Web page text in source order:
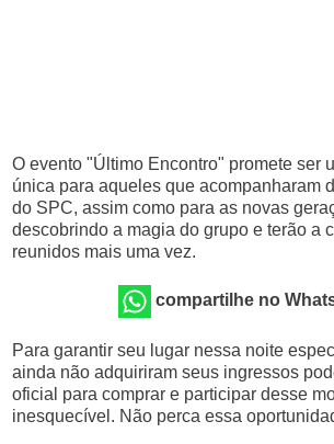
O evento "Último Encontro" promete ser
única para aqueles que acompanharam
do SPC, assim como para as novas
descobrindo a magia do grupo e terão a
reunidos mais uma vez.
compartilhe no
Para garantir seu lugar nessa noite
ainda não adquiriram seus ingressos
oficial para comprar e participar desse
inesquecível. Não perca essa